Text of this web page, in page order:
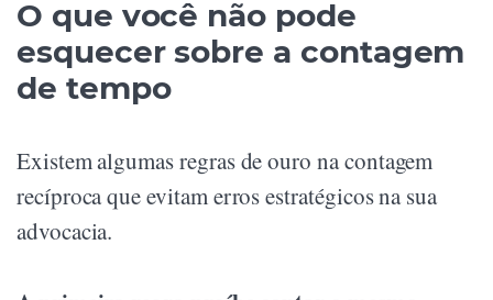
O que você não pode
esquecer sobre a contagem
de tempo
Existem algumas regras de ouro na contagem
recíproca que evitam erros estratégicos na sua
advocacia.